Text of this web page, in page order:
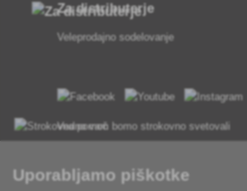
Za distributerje
Veleprodajno sodelovanje
Vedno vam bomo strokovno svetovali
Uporabljamo piškotke